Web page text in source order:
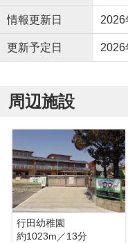
情報更新日 2026
更新予定日 2026
周辺施設
行田幼稚園
約1023m／13分